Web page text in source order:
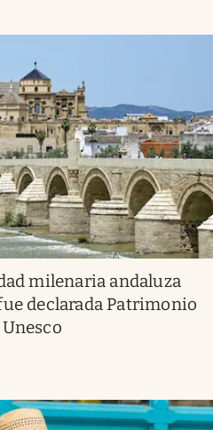
milenaria andaluza
declarada Patrimonio